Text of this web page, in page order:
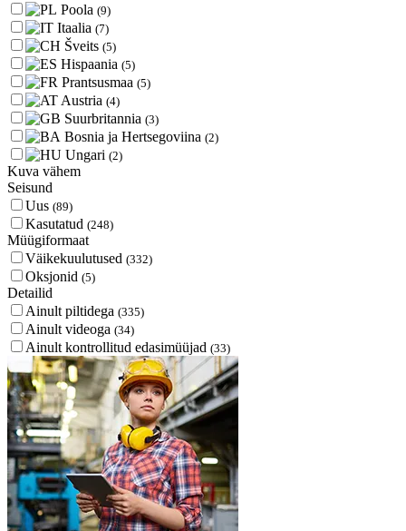
Poola (9)
Itaalia (7)
Šveits (5)
Hispaania (5)
Prantsusmaa (5)
Austria (4)
Suurbritannia (3)
Bosnia ja Hertsegoviina (2)
Ungari (2)
Kuva vähem
Seisund
Uus (89)
Kasutatud (248)
Müügiformaat
Väikekuulutused (332)
Oksjonid (5)
Detailid
Ainult piltidega (335)
Ainult videoga (34)
Ainult kontrollitud edasimüüjad (33)